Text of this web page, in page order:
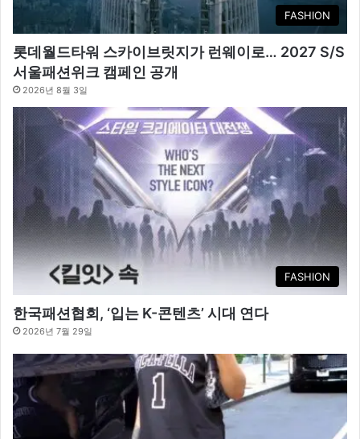
FASHION
롯데월드타워 스카이브릿지가 런웨이로… 2027 S/S
서울패션위크 캠페인 공개
2026년 8월 3일
FASHION
한국패션협회, ‘입는 K-콘텐츠’ 시대 연다
2026년 7월 29일